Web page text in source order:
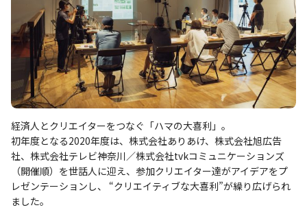
経済人とクリエイターをつなぐ「ハマの大喜利」。
初年度となる2020年度は、株式会社ありあけ、株式会社旭広告
社、株式会社テレビ神奈川／株式会社tvkコミュニケーションズ
（開催順）を世話人に迎え、参加クリエイター達がアイデアをプ
レゼンテーションし、 “クリエイティブな大喜利”が繰り広げられ
ました。